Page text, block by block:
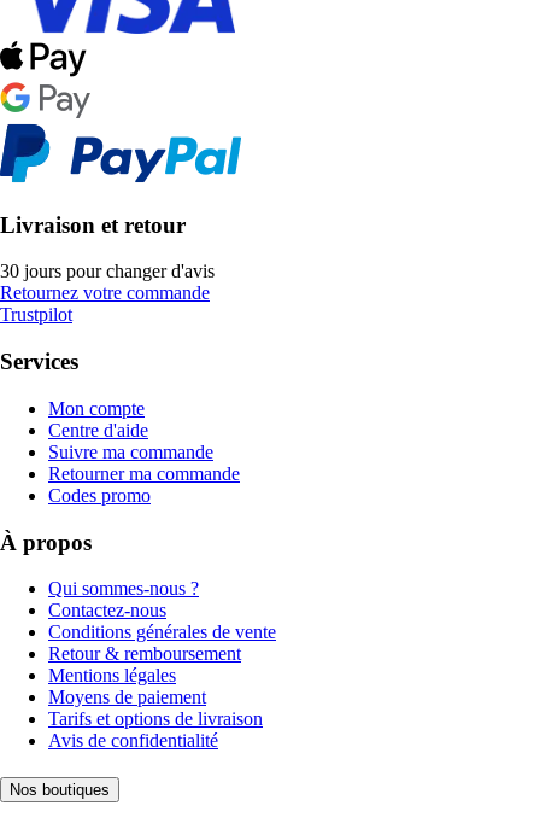
Livraison et retour
30 jours pour changer d'avis
Retournez votre commande
Trustpilot
Services
Mon compte
Centre d'aide
Suivre ma commande
Retourner ma commande
Codes promo
À propos
Qui sommes-nous ?
Contactez-nous
Conditions générales de vente
Retour & remboursement
Mentions légales
Moyens de paiement
Tarifs et options de livraison
Avis de confidentialité
Nos boutiques